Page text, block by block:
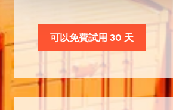
可以免費試用 30 天